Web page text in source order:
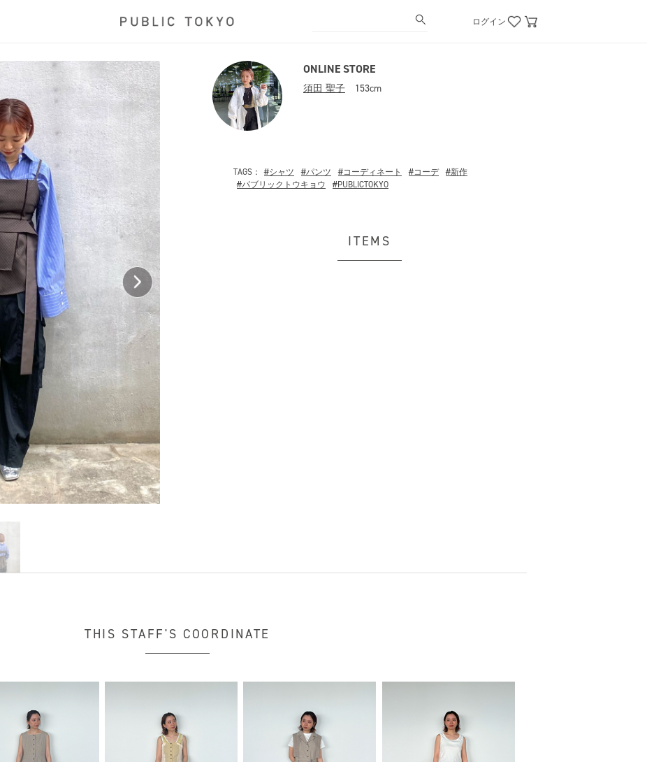
ログイン
ONLINE STORE
須田 聖子 153cm
TAGS： #シャツ #パンツ #コーディネート #コーデ
#新作
#パブリックトウキョウ
#PUBLICTOKYO
ITEMS
THIS STAFF'S COORDINATE